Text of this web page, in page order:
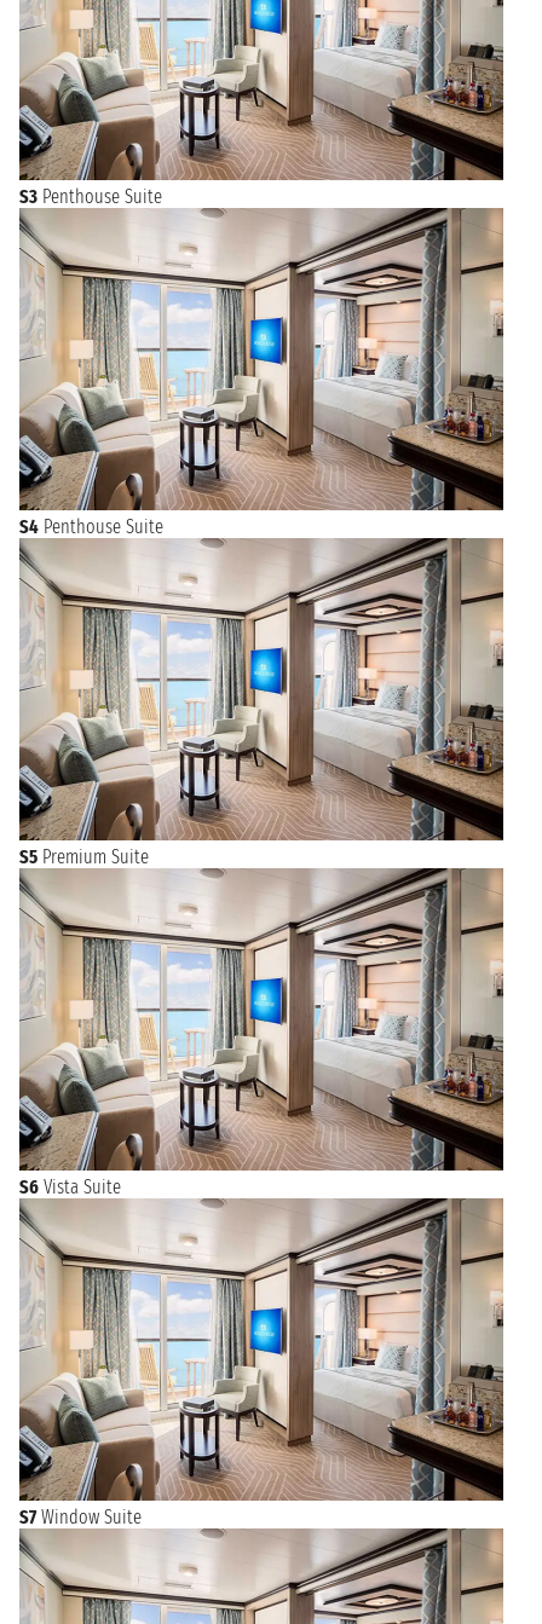
S3 Penthouse Suite
S4 Penthouse Suite
S5 Premium Suite
S6 Vista Suite
S7 Window Suite